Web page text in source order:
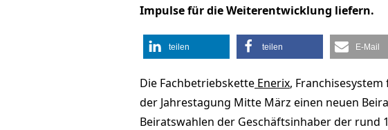
Impulse für die Weiterentwicklung liefern.
teilen teilen E-Mail
Die Fachbetriebskette Enerix,
der Jahrestagung Mitte März einen neuen
Beiratswahlen der Geschäftsinhaber der rund